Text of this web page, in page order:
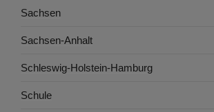
Sachsen
Sachsen-Anhalt
Schleswig-Holstein-Hamburg
Schule